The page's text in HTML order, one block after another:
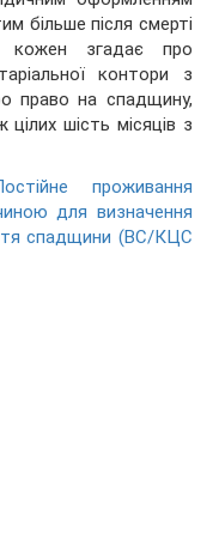
більше після смерті
кожен згадає про
контори з
право на спадщину,
шість місяців з
проживання
для визначення
спадщини (ВС/КЦС